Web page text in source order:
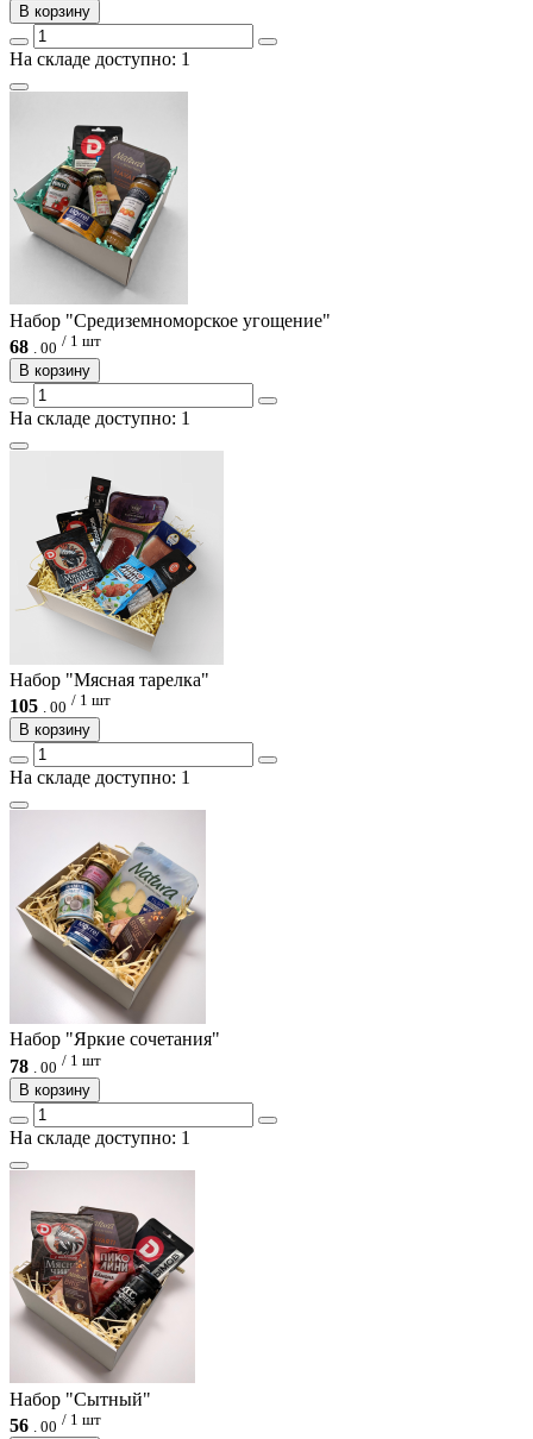
В корзину
На складе доступно: 1
Набор "Средиземноморское угощение"
68 . 00 / 1 шт
В корзину
На складе доступно: 1
Набор "Мясная тарелка"
105 . 00 / 1 шт
В корзину
На складе доступно: 1
Набор "Яркие сочетания"
78
00 / 1 шт
В корзину
На складе доступно: 1
Набор "Сытный"
56 . 00 / 1 шт